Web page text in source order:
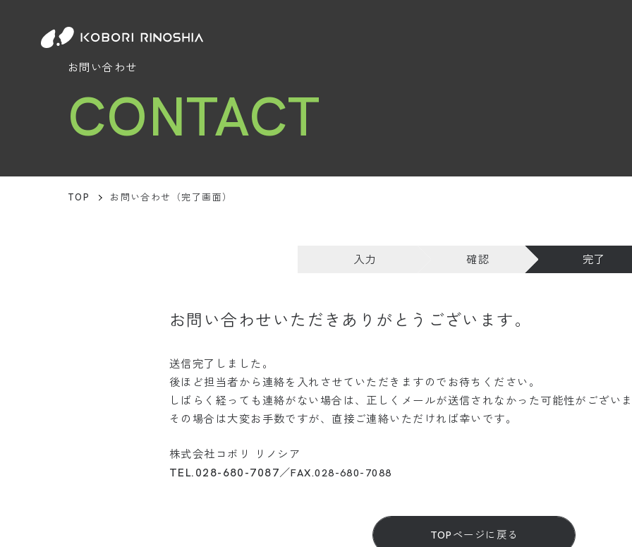
お問い合わせ
CONTACT
TOP お問い合わせ（完了画面）
入力 確認 完了
お問い合わせいただきありがとうございます。
送信完了しました。
後ほど担当者から連絡を入れさせていただきますのでお待ちください。
しばらく経っても連絡がない場合は、正しくメールが送信されなかった可能性がござい
その場合は大変お手数ですが、直接ご連絡いただければ幸いです。
株式会社コボリ リノシア
TEL.028-680-7087／FAX.028-680-7088
TOPページに戻る